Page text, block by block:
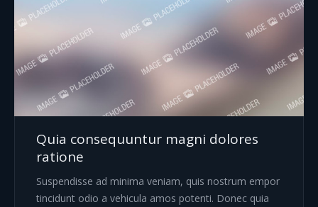
Quia consequuntur magni dolores
ratione
Suspendisse ad minima veniam, quis nostrum empor
tincidunt odio a vehicula amos potenti. Donec quia